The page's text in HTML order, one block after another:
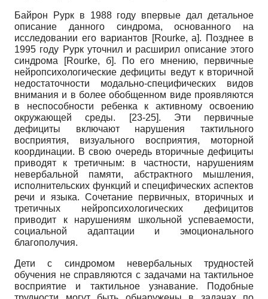
Байрон Рурк в 1988 году впервые дал детальное
описание данного синдрома, основанного на
исследовании его вариантов [Rourke, а]. Позднее в
1995 году Рурк уточнил и расширил описание этого
синдрома
[Rourke, б]. По его мнению, первичные
нейропсихологические дефициты ведут к вторичной
недостаточности модально-специфических видов
внимания и в более обобщенном виде проявляются
в неспособности ребенка к активному освоению
окружающей среды. [23-25]. Эти первичные
дефициты включают нарушения тактильного
восприятия, визуального восприятия, моторной
координации. В свою очередь вторичные дефициты
приводят к третичным: в частности, нарушениям
невербальной памяти, абстрактного мышления,
исполнительских функций и специфических аспектов
речи и языка. Сочетание первичных, вторичных и
третичных нейропсихологических дефицитов
приводит к нарушениям школьной успеваемости,
социальной адаптации и эмоционального
благополучия.
Дети с синдромом невербальных трудностей
обучения не справляются с задачами на тактильное
восприятие и тактильное узнавание. Подобные